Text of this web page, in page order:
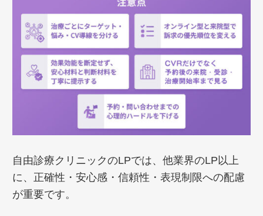
自由診療クリニックのLPでは、他業界のLP以上
に、正確性・安心感・信頼性・表現制限への配慮
が重要です。